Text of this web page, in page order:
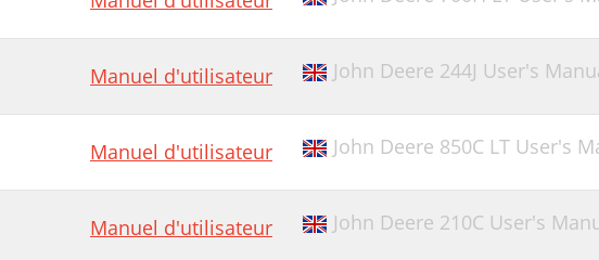
Manuel d'utilisateur John Deere 244J User's
Manuel d'utilisateur John Deere 850C LT User's
Manuel d'utilisateur John Deere 210C User's